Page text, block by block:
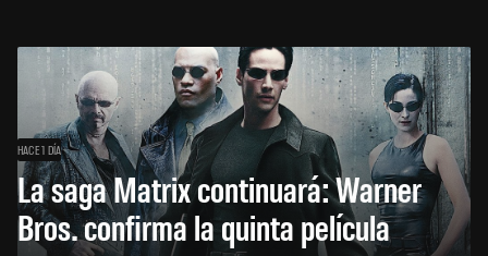
HACE 1 DÍA
La saga Matrix continuará: Warner
Bros. confirma la quinta película